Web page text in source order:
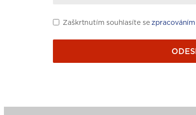
Zaškrtnutím souhlasíte se